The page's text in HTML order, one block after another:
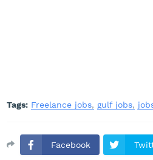
Tags: Freelance jobs gulf jobs
Facebook